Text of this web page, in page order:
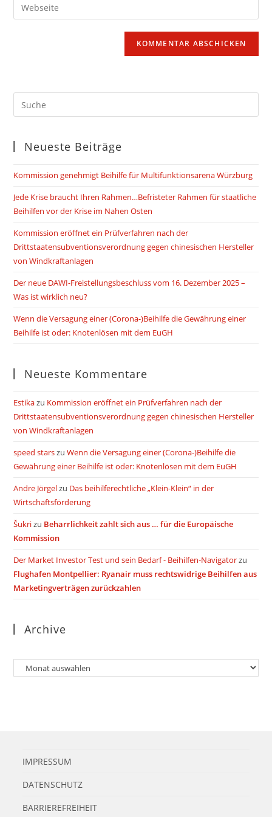
zum
Kommentieren
Mail-
deine
Neueste Beiträge
Kommission genehmigt Beihilfe für Multifunktionsarena Würzburg
Jede Krise braucht Ihren Rahmen…Befristeter Rahmen für staatliche
Beihilfen vor der Krise im Nahen Osten
Kommission eröffnet ein Prüfverfahren nach der
Drittstaatensubventionsverordnung gegen chinesischen Hersteller
von Windkraftanlagen
Der neue DAWI-Freistellungsbeschluss vom 16. Dezember 2025 –
Was ist wirklich neu?
Wenn die Versagung einer (Corona-)Beihilfe die Gewährung einer
Beihilfe ist oder: Knotenlösen mit dem EuGH
Neueste Kommentare
Estikazu Kommission eröffnet ein Prüfverfahren nach der
Drittstaatensubventionsverordnung gegen chinesischen Hersteller
von Windkraftanlagen
speed starszuWenn die Versagung einer (Corona-)Beihilfe die
Gewährung einer Beihilfe ist oder: Knotenlösen mit dem EuGH
Andre Jörgelzu Das beihilferechtliche „Klein-Klein“ in der
Wirtschaftsförderung
Šukrizu Beharrlichkeit zahlt sich aus … für die Europäische
Kommission
Der Market Investor Test und sein Bedarf - Beihilfen-Navigatorzu
Flughafen Montpellier: Ryanair muss rechtswidrige Beihilfen aus
Marketingverträgen zurückzahlen
Archive
Archiv
IMPRESSUM
DATENSCHUTZ
BARRIEREFREIHEIT